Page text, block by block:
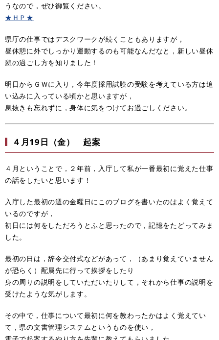
うなので，ぜひ御覧ください。
★ＨＰ★
県庁の仕事ではデスクワークが続くこともありますが，
昼休憩に外でしっかり運動するのも可能なんだなと，新しい昼休
憩の過ごし方を知りました！
明日からＧＷに入り，今年度採用試験の受験を考えている方は追
い込みに入っている頃かと思いますが，
息抜きも忘れずに，身体に気をつけてお過ごしください。
４月19日（金） 起案
４月ということで，２年前，入庁して私が一番最初に覚えた仕事
の話をしたいと思います！
入庁した最初の週の金曜日にこのブログを書いたのはよく覚えて
いるのですが，
初日には何をしただろうとふと思ったので，記憶をたどってみま
した。
最初の日は，辞令交付式などがあって，（あまり覚えていません
が恐らく）配属先に行って挨拶をしたり
身の周りの説明をしていただいたりして，それから仕事の説明を
受けたような気がします。
その中で，仕事について最初に何を教わったかはよく覚えてい
て，県の文書管理システムというものを使い，